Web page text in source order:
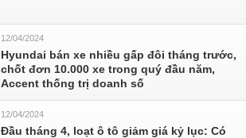
12/04/2024
Hyundai bán xe nhiều gấp đôi tháng trước,
chốt đơn 10.000 xe trong quý đầu năm,
Accent thống trị doanh số
12/04/2024
Đầu tháng 4, loạt ô tô giảm giá kỷ lục: Có